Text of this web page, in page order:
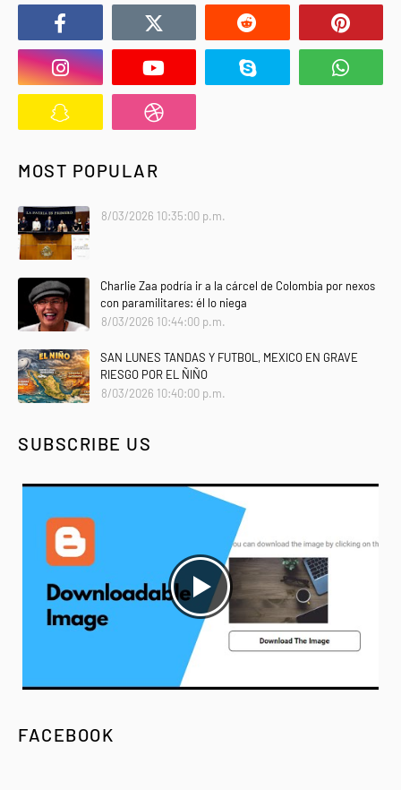
MOST POPULAR
8/03/2026 10:35:00 p.m.
Charlie Zaa podría ir a la cárcel de Colombia por nexos
con paramilitares: él lo niega
8/03/2026 10:44:00 p.m.
SAN LUNES TANDAS Y FUTBOL, MEXICO EN GRAVE
RIESGO POR EL ÑIÑO
8/03/2026 10:40:00 p.m.
SUBSCRIBE US
FACEBOOK